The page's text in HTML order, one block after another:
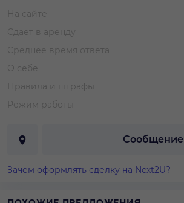
На сайте
Сдает в аренду
Среднее время ответа
О себе
Правила и штрафы
Режим работы
Сообщение
Зачем оформлять сделку на Next2U?